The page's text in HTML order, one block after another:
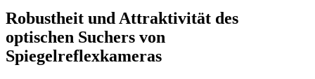
Robustheit und Attraktivität des
optischen Suchers von
Spiegelreflexkameras